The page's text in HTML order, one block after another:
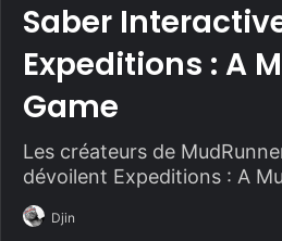
Saber
Expeditions : A
Game
Les créateurs de
dévoilent Expeditions : A
Djin